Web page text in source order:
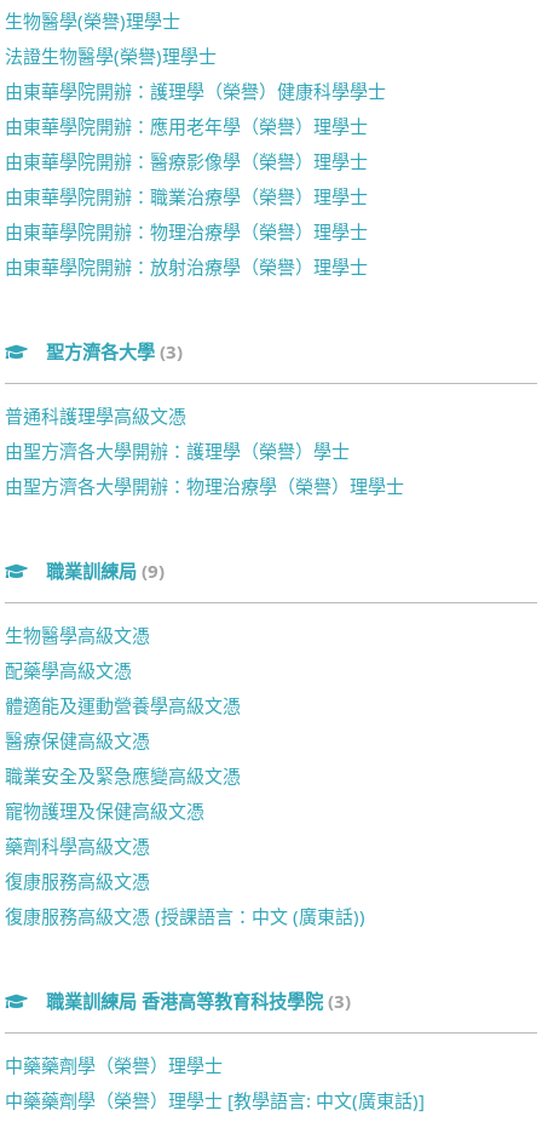
生物醫學(榮譽)理學士
法證生物醫學(榮譽)理學士
由東華學院開辦：護理學（榮譽）健康科學學士
由東華學院開辦：應用老年學（榮譽）理學士
由東華學院開辦：醫療影像學（榮譽）理學士
由東華學院開辦：職業治療學（榮譽）理學士
由東華學院開辦：物理治療學（榮譽）理學士
由東華學院開辦：放射治療學（榮譽）理學士
聖方濟各大學 (3)
普通科護理學高級文憑
由聖方濟各大學開辦：護理學（榮譽）學士
由聖方濟各大學開辦：物理治療學（榮譽）理學士
職業訓練局 (9)
生物醫學高級文憑
配藥學高級文憑
體適能及運動營養學高級文憑
醫療保健高級文憑
職業安全及緊急應變高級文憑
寵物護理及保健高級文憑
藥劑科學高級文憑
復康服務高級文憑
復康服務高級文憑 (授課語言：中文 (廣東話))
職業訓練局 香港高等教育科技學院 (3)
中藥藥劑學（榮譽）理學士
中藥藥劑學（榮譽）理學士 [教學語言: 中文(廣東話)]